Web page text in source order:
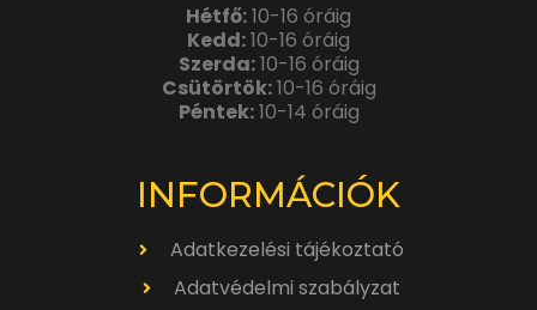
Hétfő:10-16 óráig
Kedd:10-16 óráig
Szerda:10-16 óráig
Csütörtök:10-16 óráig
Péntek:10-14 óráig
INFORMÁCIÓK
Adatkezelési tájékoztató
Adatvédelmi szabályzat